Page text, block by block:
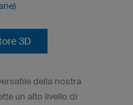
3D
della nostra
un alto livello di